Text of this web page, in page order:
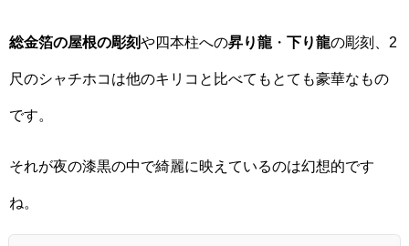
総金箔の屋根の彫刻や四本柱への昇り龍 ・ 下り龍の彫刻、2
尺のシャチホコは他のキリコと比べてもとても豪華なもの
です。
それが夜の漆黒の中で綺麗に映えているのは幻想的です
ね。